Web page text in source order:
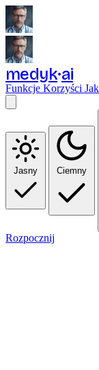
medyk ai
Funkcje Korzyści
Jasny Ciemny
Rozpocznij